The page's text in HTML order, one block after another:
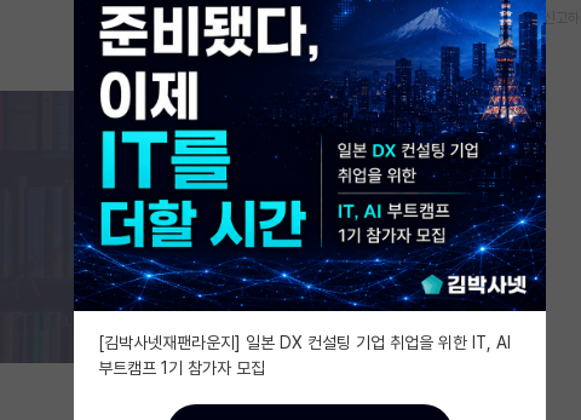
스크랩 신고
[김박사넷재팬라운지] 일본 DX 컨설팅 기업 취업을 위한 IT, AI
부트캠프 1기 참가자 모집